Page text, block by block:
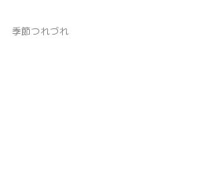
季節つれづれ